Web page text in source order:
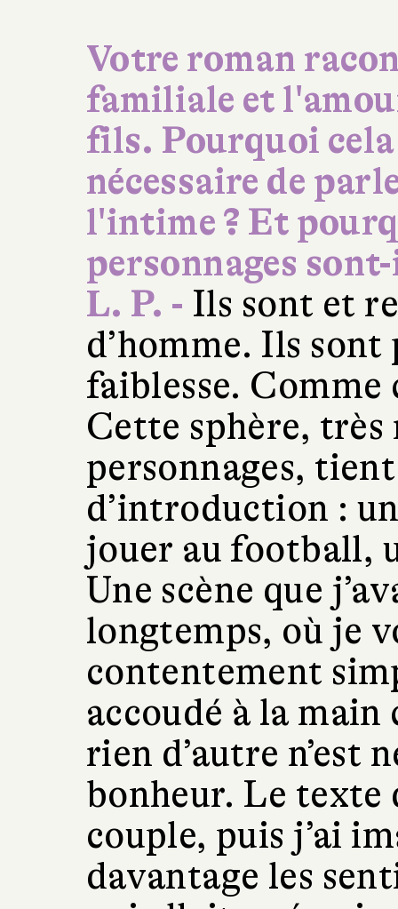
Votre roman
familiale et
fils. Pourquoi
nécessaire de
l'intime ? Et
personnages
L. P. - Ils sont et
d’homme. Ils
faiblesse. Comme
Cette sphère, très
personnages,
d’introduction :
jouer au football,
Une scène que
longtemps, où je
contentement
accoudé à la
rien d’autre n’est
bonheur. Le texte
couple, puis j’ai
davantage les